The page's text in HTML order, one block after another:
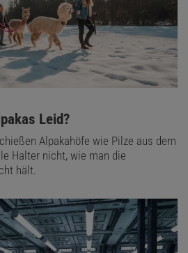
Leid?
Alpakahöfe wie Pilze aus dem
Halter nicht, wie man die
hält.